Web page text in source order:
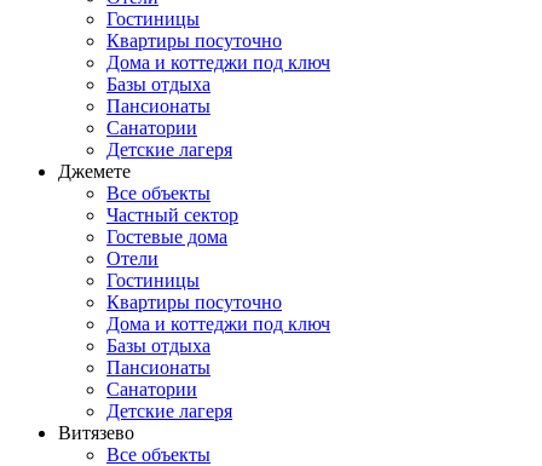
Гостиницы
Квартиры посуточно
Дома и коттеджи под ключ
Базы отдыха
Пансионаты
Санатории
Детские лагеря
Джемете
Все объекты
Частный сектор
Гостевые дома
Отели
Гостиницы
Квартиры посуточно
Дома и коттеджи под ключ
Базы отдыха
Пансионаты
Санатории
Детские лагеря
Витязево
Все объекты